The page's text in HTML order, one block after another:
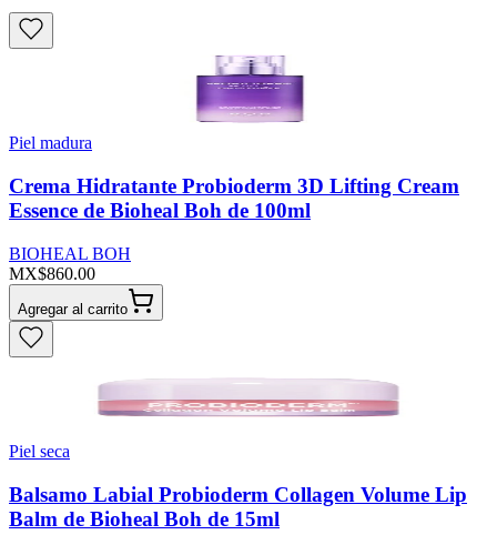
Piel madura
Crema Hidratante Probioderm 3D Lifting Cream
Essence de Bioheal Boh de 100ml
BIOHEAL BOH
MX$860.00
Agregar al carrito
Piel seca
Balsamo Labial Probioderm Collagen Volume Lip
Balm de Bioheal Boh de 15ml